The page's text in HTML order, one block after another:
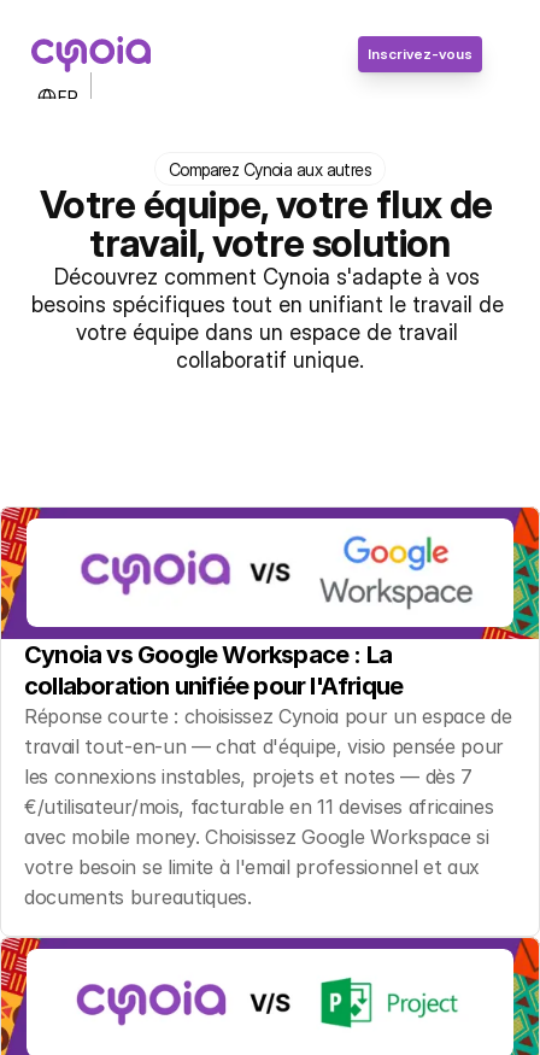
Inscrivez-vous
FR
Comparez Cynoia aux autres
Votre équipe, votre flux de
travail, votre solution
Découvrez comment Cynoia s'adapte à vos
besoins spécifiques tout en unifiant le travail de
votre équipe dans un espace de travail
collaboratif unique.
Cynoia vs Google Workspace : La
collaboration unifiée pour l'Afrique
Réponse courte : choisissez Cynoia pour un espace de
travail tout-en-un — chat d'équipe, visio pensée pour
les connexions instables, projets et notes — dès 7
€/utilisateur/mois, facturable en 11 devises africaines
avec mobile money. Choisissez Google Workspace si
votre besoin se limite à l'email professionnel et aux
documents bureautiques.